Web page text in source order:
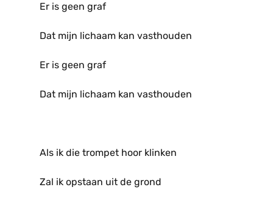
Er is geen graf
Dat mijn lichaam kan vasthouden
Er is geen graf
Dat mijn lichaam kan vasthouden
Als ik die trompet hoor klinken
Zal ik opstaan uit de grond